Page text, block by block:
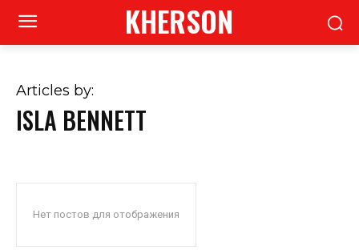
KHERSON
Articles by:
ISLA BENNETT
Нет постов для отображения